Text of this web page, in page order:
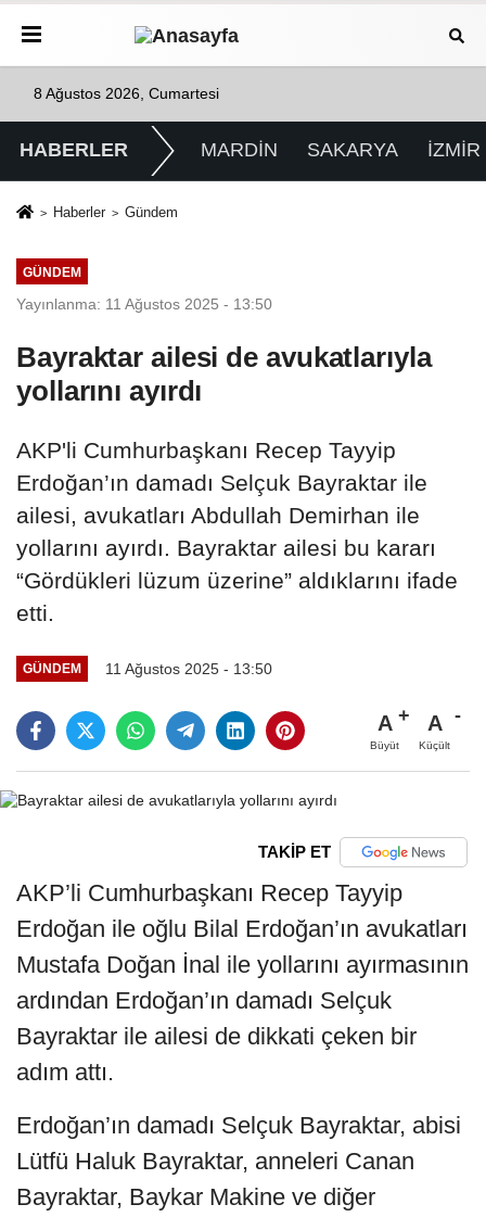
8 Ağustos 2026, Cumartesi
HABERLER MARDİN SAKARYA İZMİR
Haberler Gündem
GÜNDEM
Yayınlanma: 11 Ağustos 2025 - 13:50
Bayraktar ailesi de avukatlarıyla
yollarını ayırdı
AKP'li Cumhurbaşkanı Recep Tayyip
Erdoğan’ın damadı Selçuk Bayraktar ile
ailesi, avukatları Abdullah Demirhan ile
yollarını ayırdı. Bayraktar ailesi bu kararı
“Gördükleri lüzum üzerine” aldıklarını ifade
etti.
GÜNDEM 11 Ağustos 2025 - 13:50
A
Büyüt
A
Küçült
TAKİP ET
AKP’li Cumhurbaşkanı Recep Tayyip
Erdoğan ile oğlu Bilal Erdoğan’ın avukatları
Mustafa Doğan İnal ile yollarını ayırmasının
ardından Erdoğan’ın damadı Selçuk
Bayraktar ile ailesi de dikkati çeken bir
adım attı.
Erdoğan’ın damadı Selçuk Bayraktar, abisi
Lütfü Haluk Bayraktar, anneleri Canan
Bayraktar, Baykar Makine ve diğer